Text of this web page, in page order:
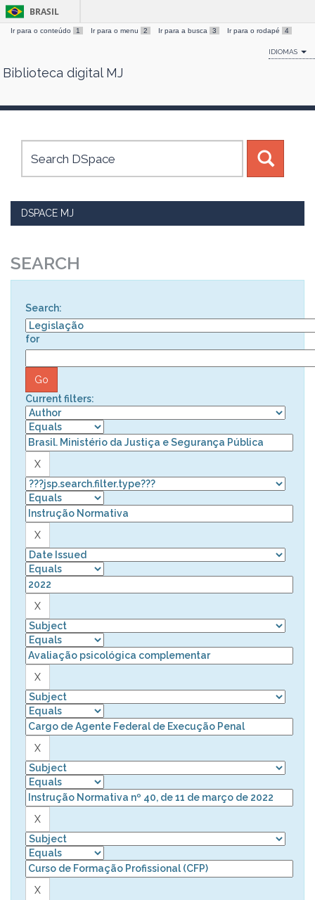
Skip
BRASIL
Ir para o conteúdo 1 Ir para o menu 2 Ir para a busca 3 Ir para o rodapé 4
IDIOMAS
Biblioteca digital MJ
DSPACE MJ
SEARCH
Search:
for
Current filters: